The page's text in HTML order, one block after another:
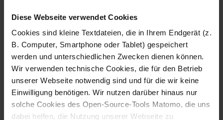
Diese Webseite verwendet Cookies
Cookies sind kleine Textdateien, die in Ihrem Endgerät (z.
B. Computer, Smartphone oder Tablet) gespeichert
werden und unterschiedlichen Zwecken dienen können.
Wir verwenden technische Cookies, die für den Betrieb
unserer Webseite notwendig sind und für die wir keine
Einwilligung benötigen. Wir nutzen darüber hinaus nur
solche Cookies des Open-Source-Tools Matomo, die uns
dabei helfen, die Nutzung unserer Webseite zu
Fotografo: Lorenz
Sternbach
Download
Fotografo: Lorenz
Sternbach
Download